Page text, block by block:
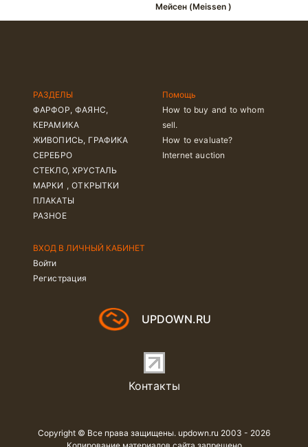
Мейсен (Meissen )
РАЗДЕЛЫ
ФАРФОР, ФАЯНС,
КЕРАМИКА
ЖИВОПИСЬ, ГРАФИКА
СЕРЕБРО
СТЕКЛО, ХРУСТАЛЬ
МАРКИ , ОТКРЫТКИ
ПЛАКАТЫ
РАЗНОЕ
Помощь
How to buy and to whom
sell.
How to evaluate?
Internet auction
ВХОД В ЛИЧНЫЙ КАБИНЕТ
Войти
Регистрация
UPDOWN.RU
Контакты
Copyright © Все права защищены. updown.ru 2003 - 2026